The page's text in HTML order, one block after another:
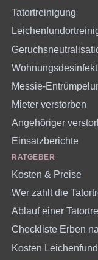
Tatortreinigung
Messie-
Mieter verstorben
Angehöriger
Einsatzberichte
RATGEBER
Kosten & Preise
Wer zahlt die
Ablauf einer
Checkliste Erben
Kosten